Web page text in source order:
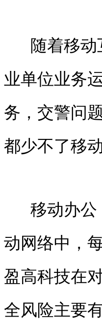
随着移动
业单位业务
务，交警问
都少不了移
移动办公
动网络中，
盈高科技在
全风险主要